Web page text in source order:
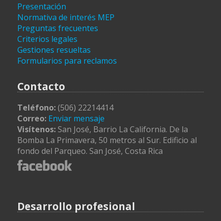
Presentación
Normativa de interés MEP
Preguntas frecuentes
Criterios legales
Gestiones resueltas
Formularios para reclamos
Contacto
Teléfono:(506) 22214414
Correo: Enviar mensaje
Visítenos: San José, Barrio La California. De la
Bomba La Primavera, 50 metros al Sur. Edificio al
fondo del Parqueo. San José, Costa Rica
Desarrollo profesional